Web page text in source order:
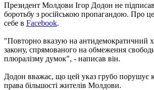
Президент Молдови Ігор Додон не
боротьбу з російською пропагандою. Про
себе в Facebook.
"Повторно вказую на антидемократичний
закону, спрямованого на обмеження
плюралізму думок", - написав він.
Додон вважає, що цей указ грубо порушує
права більшості жителів Молдови.